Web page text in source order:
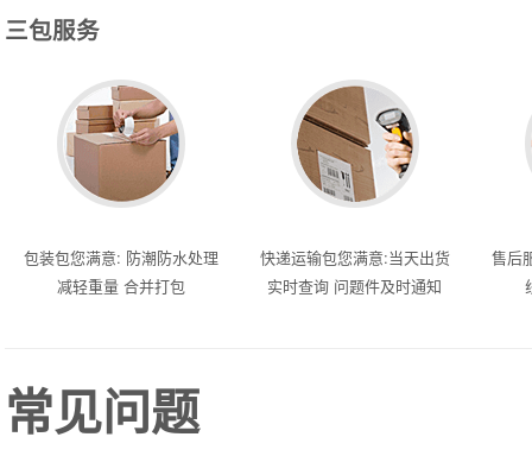
三包服务
包装包您满意: 防潮防水处理
减轻重量 合并打包
快递运输包您满意:当天出货
实时查询 问题件及时通知
售后
常见问题